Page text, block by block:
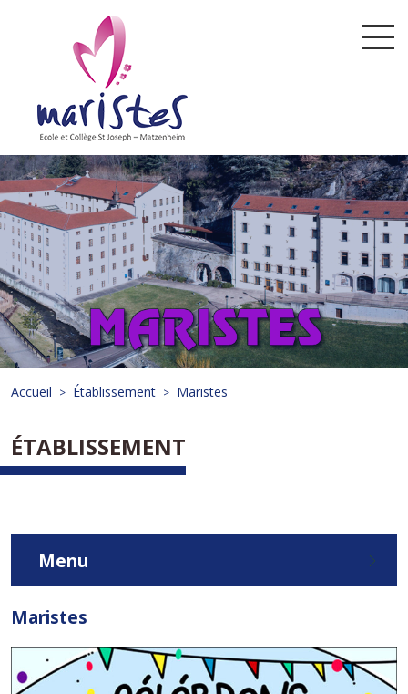
ÉTABLISSEMENT
Menu
Accueil > Établissement > Maristes
Maristes